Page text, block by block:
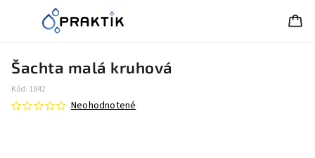
Šachta malá kruhová
Kód: 1842
Neohodnotené